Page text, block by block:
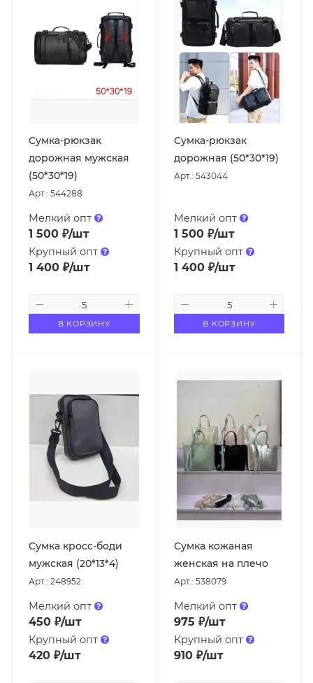
Сумка-рюкзак
дорожная мужская
(50*30*19)
Арт.: 544288
Мелкий опт
1 500 ₽/шт
Крупный опт
1 400 ₽/шт
В КОРЗИНУ
Сумка-рюкзак
дорожная (50*30*19)
Арт.: 543044
Мелкий опт
1 500₽/шт
Крупный опт
1 400₽/шт
В КОРЗИНУ
Сумка кросс-боди
мужская (20*13*4)
Арт.: 248952
Мелкий опт
450 ₽/шт
Крупный опт
420 ₽/шт
Сумка кожаная
женская на плечо
Арт.: 538079
Мелкий опт
975 ₽/шт
Крупный опт
910₽/шт